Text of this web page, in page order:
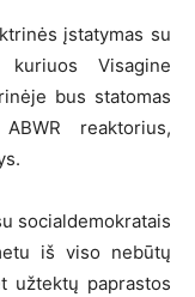
įstatymas su
Visagine
bus statomas
reaktorius,
socialdemokratais
iš viso nebūtų
užtektų paprastos